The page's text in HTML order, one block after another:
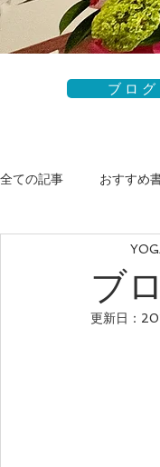
ブ ロ グ
全ての記事 おすすめ
ブ
更新日：